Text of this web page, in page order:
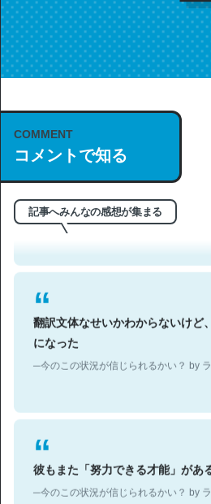
COMMENT
コメントで知る
記事へみんなの感想が集まる
これは名文。彼はとてもクレバー
もお勧め。自分はこの流れ好き
─今のこの状況が信じられるかい？ by ラ
翻訳文体なせいかわからないけど
になった
─今のこの状況が信じられるかい？ by ラ
彼もまた「努力できる才能」があ
─今のこの状況が信じられるかい？ by ラ